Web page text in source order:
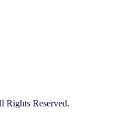
Rights Reserved.